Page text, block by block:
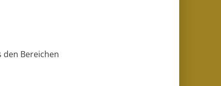
Bereichen